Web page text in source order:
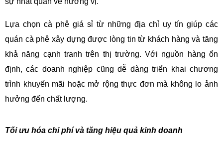
Lựa chọn cà phê giá sỉ từ những địa chỉ uy tín giúp các
quán cà phê xây dựng được lòng tin từ khách hàng và tăng
khả năng cạnh tranh trên thị trường. Với nguồn hàng ổn
định, các doanh nghiệp cũng dễ dàng triển khai chương
trình khuyến mãi hoặc mở rộng thực đơn mà không lo ảnh
hưởng đến chất lượng.
Tối ưu hóa chi phí và tăng hiệu quả kinh doanh